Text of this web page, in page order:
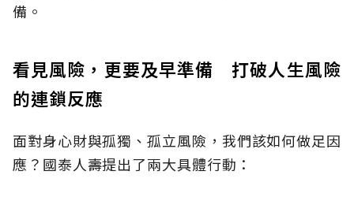
備。
看見風險，更要及早準備 打破人生風險
的連鎖反應
面對身心財與孤獨、孤立風險，我們該如何做足因
應？國泰人壽提出了兩大具體行動：